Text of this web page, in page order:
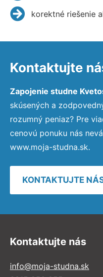
korektné riešenie
Kontaktujte
Zapojenie studne
skúsených a
rozumný peniaz? Pre
cenovú ponuku nás
www.moja-studna.sk.
KONTAKTUJTE
Kontaktujte nás
info@moja-studna.sk